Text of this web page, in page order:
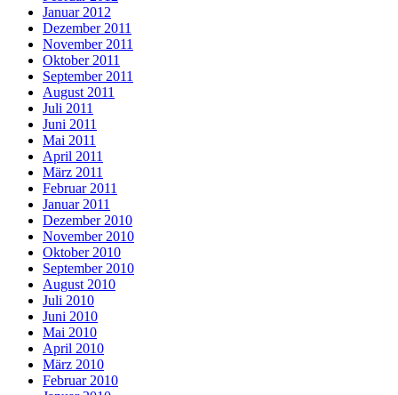
Januar 2012
Dezember 2011
November 2011
Oktober 2011
September 2011
August 2011
Juli 2011
Juni 2011
Mai 2011
April 2011
März 2011
Februar 2011
Januar 2011
Dezember 2010
November 2010
Oktober 2010
September 2010
August 2010
Juli 2010
Juni 2010
Mai 2010
April 2010
März 2010
Februar 2010